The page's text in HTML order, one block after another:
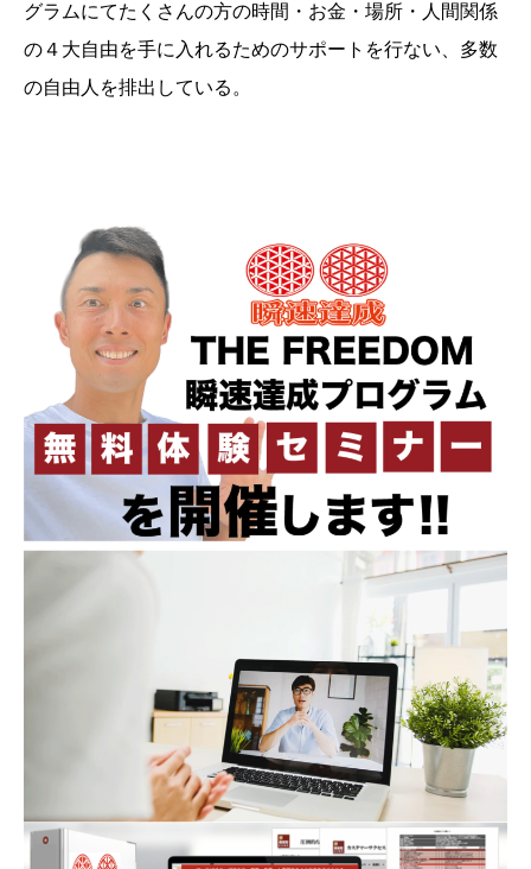
グラムにてたくさんの方の時間・お金・場所・人間関係
の４大自由を手に入れるためのサポートを行ない、多数
の自由人を排出している。